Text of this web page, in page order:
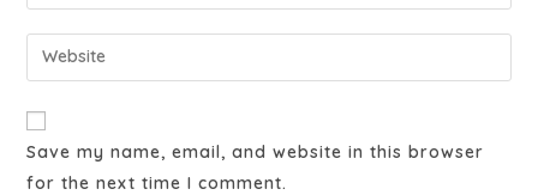
Save my name, email, and website in this browser
for the next time I comment.